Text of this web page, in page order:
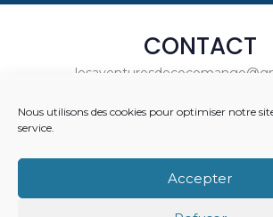
Nous utilisons des cookies pour optimiser notre
service.
Accepter
CONTACT
Mentions Légales &
POUR ALLER